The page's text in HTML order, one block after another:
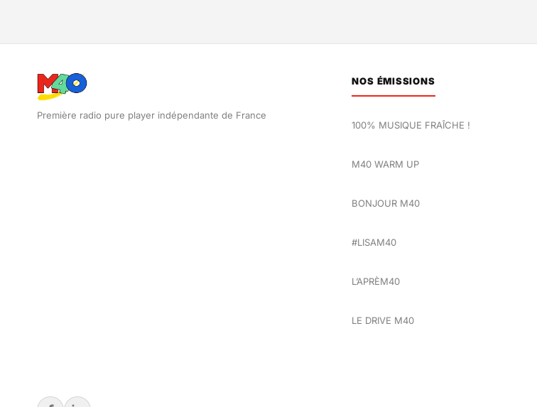
Première radio pure player indépendante de France
NOS ÉMISSIONS
100% MUSIQUE FRAÎCHE !
M40 WARM UP
BONJOUR M40
#LISAM40
L’APRÈM40
LE DRIVE M40